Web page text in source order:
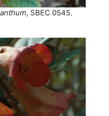
, SBEC 0545.